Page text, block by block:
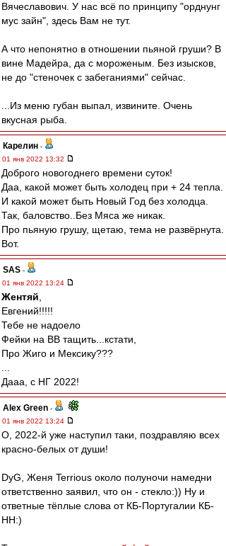
Вячеславович. У нас всё по принципу "орднунг
мус зайн", здесь Вам не тут.
А что непонятно в отношении пьяной груши? В
вине Мадейра, да с мороженым. Без изысков,
не до "стеночек с забеганиями" сейчас.
...Из меню губан выпал, извините. Очень
вкусная рыба.
Карелин -
01 янв 2022 13:32
Доброго новогоднего времени суток!
Даа, какой может быть холодец при + 24 тепла.
И какой может быть Новый Год без холодца.
Так, баловство..Без Мяса же никак.
Про пьяную грушу, щетаю, тема не развёрнута.
Вот.
SAS -
01 янв 2022 13:24
Жентяй
Евгений!!!!!
Тебе не надоело
Фейки на ВВ тащить...кстати,
Про Жиго и Мексику???
Дааа, с НГ 2022!
Alex Green -
01 янв 2022 13:24
О, 2022-й уже наступил таки, поздравляю всех
красно-белых от души!
DyG, Женя Terrious около полуночи намедни
ответственно заявил, что он - стекло:)) Ну и
ответные тёплые слова от КБ-Португалии КБ-
НН:)